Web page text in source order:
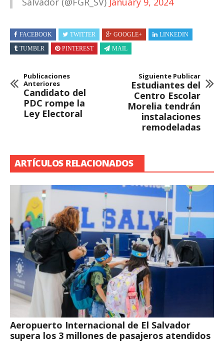
FACEBOOK TWITTER GOOGLE+
LINKEDIN
TUMBLR
PINTEREST MAIL
Publicaciones
Anteriores
Candidato del
PDC rompe la
Ley Electoral
Siguiente Publicar
Estudiantes del
Centro Escolar
Morelia tendrán
instalaciones
remodeladas
ARTÍCULOS RELACIONADOS
Aeropuerto Internacional de El Salvador
supera los 3 millones de pasajeros atendidos